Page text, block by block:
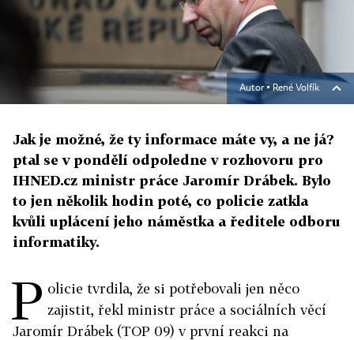
Autor ▪ René Volfík
Jak je možné, že ty informace máte vy, a ne já?
ptal se v pondělí odpoledne v rozhovoru pro
IHNED.cz ministr práce Jaromír Drábek. Bylo
to jen několik hodin poté, co policie zatkla
kvůli uplácení jeho náměstka a ředitele odboru
informatiky.
P olicie tvrdila, že si potřebovali jen něco
zajistit, řekl ministr práce a sociálních věcí
Jaromír Drábek (TOP 09) v první reakci na